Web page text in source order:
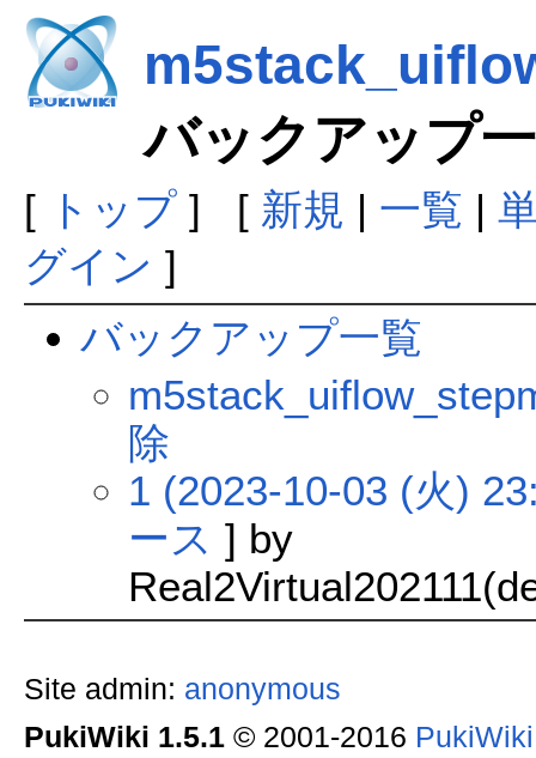
バックアップ
[ トップ] [ 新規 | 一覧 |
グイン ]
バックアップ一覧
除
1 (2023-10-03 (火)
ース ] by
Site admin: anonymous
PukiWiki 1.5.1© 2001-2016